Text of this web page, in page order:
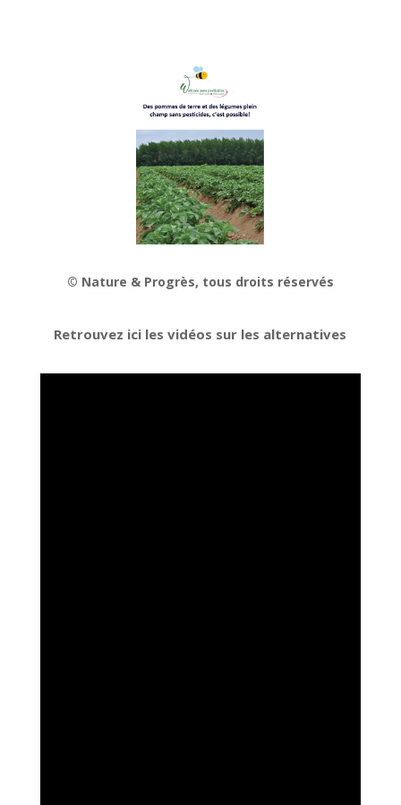
© Nature & Progrès, tous droits réservés
Retrouvez ici les vidéos sur les alternatives